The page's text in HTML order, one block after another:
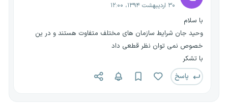
۳۰ اردیبهشت ۱۳۹۴، ۱۲:۰۰
با سلام
وحید جان شرایط سازمان های مختلف متفاوت هستند و در ین
خصوص نمی توان نظر قطعی داد
با تشکر
پاسخ